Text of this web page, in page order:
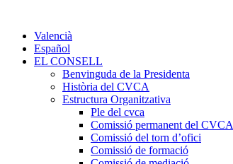
Valencià
Español
EL CONSELL
Benvinguda de la Presidenta
Història del CVCA
Estructura Organitzativa
Ple del cvca
Comissió permanent del CVCA
Comissió del torn d’ofici
Comissió de formació